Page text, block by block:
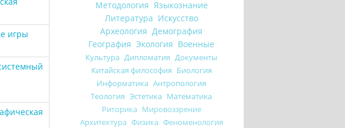
игры
Методология Языкознание
Литература Искусство
Археология Демография
География Экология Военные
Культура Дипломатия Документы
Китайская философия Биология
Информатика Антропология
Теология Эстетика Математика
Риторика Мировоззрение
Архитектура Физика Феноменология